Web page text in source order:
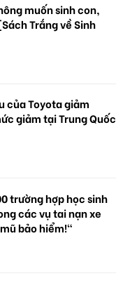
muốn sinh con,
Trắng về Sinh
của Toyota giảm
giảm tại Trung Quốc
trường hợp học sinh
các vụ tai nạn xe
bảo hiểm!"